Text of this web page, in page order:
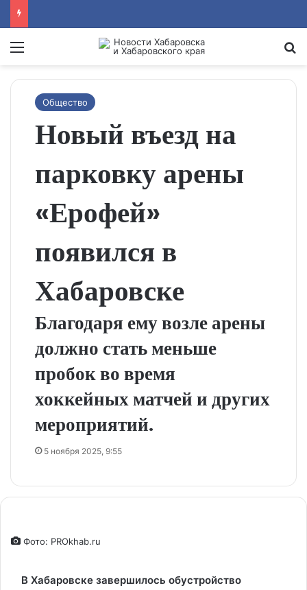
Menu
Общество
Новый въезд на
парковку арены
«Ерофей»
появился в
Хабаровске
Благодаря ему возле арены
должно стать меньше
пробок во время
хоккейных матчей и других
мероприятий.
5 ноября 2025, 9:55
Фото: PROkhab.ru
В Хабаровске завершилось обустройство